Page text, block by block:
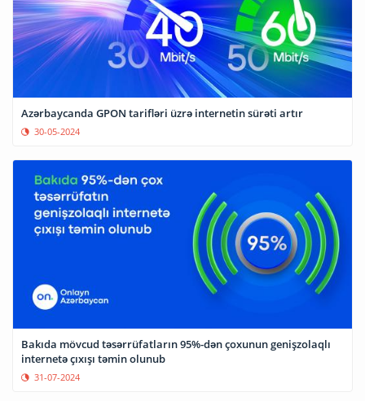
Azərbaycanda GPON tarifləri üzrə internetin sürəti artır
30-05-2024
Bakıda mövcud təsərrüfatların 95%-dən çoxunun genişzolaqlı
internetə çıxışı təmin olunub
31-07-2024